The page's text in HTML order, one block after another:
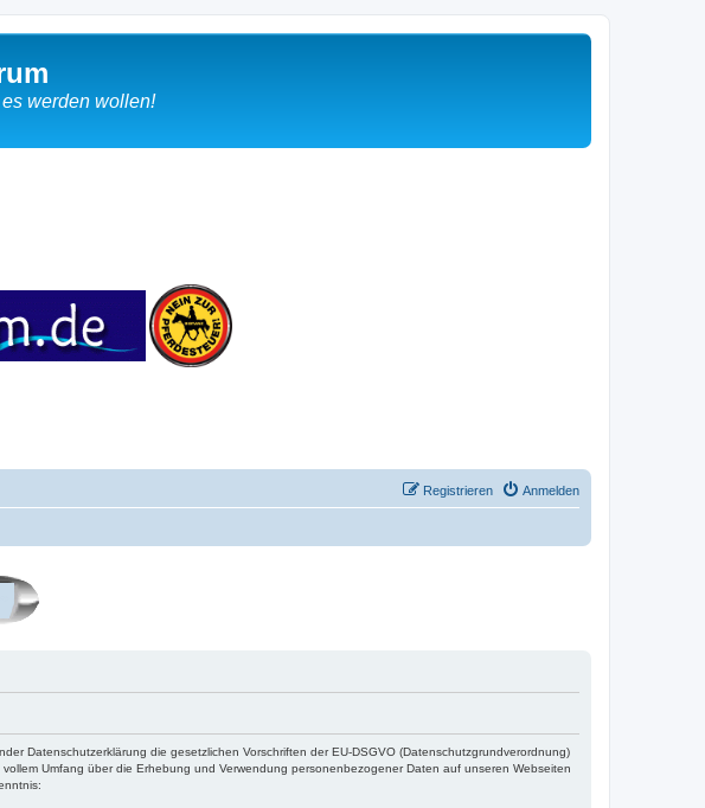
werden wollen!
Anmelden
Registrieren
Datenschutzerklärung die gesetzlichen Vorschriften der EU-DSGVO (Datenschutzgrundverordnung)
Umfang über die Erhebung und Verwendung personenbezogener Daten auf unseren Webseiten